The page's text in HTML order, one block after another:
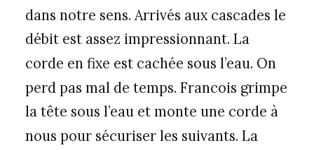
dans notre sens. Arrivés aux cascades le
débit est assez impressionnant. La
corde en fixe est cachée sous l’eau. On
perd pas mal de temps. Francois grimpe
la tête sous l’eau et monte une corde à
nous pour sécuriser les suivants. La